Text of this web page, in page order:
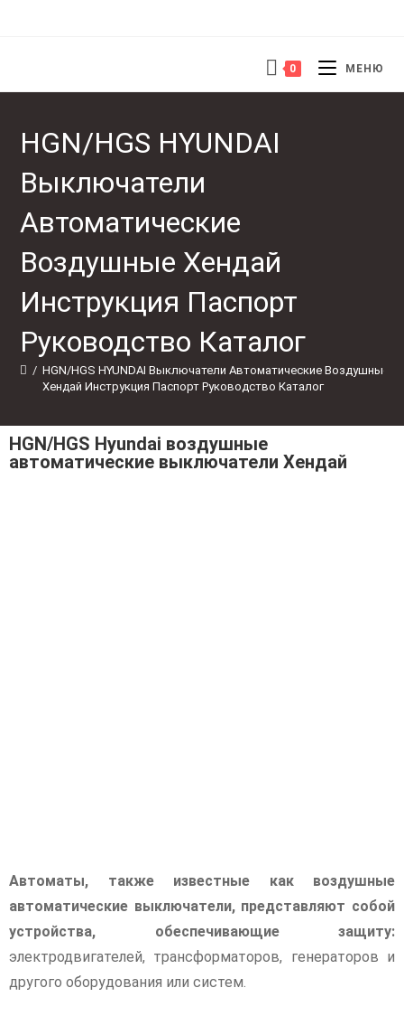
0 МЕНЮ
HGN/HGS HYUNDAI
Выключатели
Автоматические
Воздушные Хендай
Инструкция Паспорт
Руководство Каталог
/ HGN/HGS HYUNDAI Выключатели Автоматические Воздушные
Хендай Инструкция Паспорт Руководство Каталог
HGN/HGS Hyundai воздушные
автоматические выключатели Хендай
Автоматы, также известные как воздушные
автоматические выключатели, представляют собой
устройства, обеспечивающие защиту:
электродвигателей, трансформаторов, генераторов и
другого оборудования или систем.